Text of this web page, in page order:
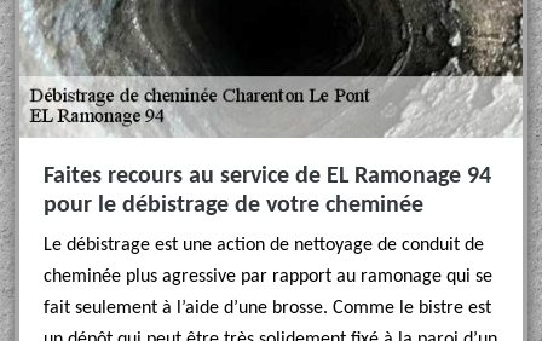
Faites recours au service de EL Ramonage 94
pour le débistrage de votre cheminée
Le débistrage est une action de nettoyage de conduit de
cheminée plus agressive par rapport au ramonage qui se
fait seulement à l’aide d’une brosse. Comme le bistre est